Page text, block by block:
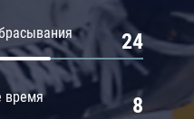
24
время 8